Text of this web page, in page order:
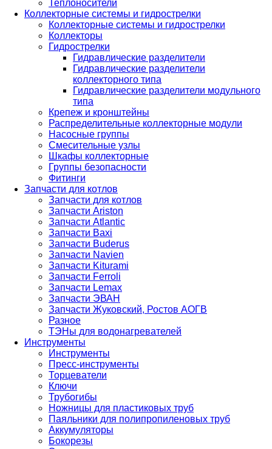
Теплоносители
Коллекторные системы и гидрострелки
Коллекторные системы и гидрострелки
Коллекторы
Гидрострелки
Гидравлические разделители
Гидравлические разделители
коллекторного типа
Гидравлические разделители модульного
типа
Крепеж и кронштейны
Распределительные коллекторные модули
Насосные группы
Смесительные узлы
Шкафы коллекторные
Группы безопасности
Фитинги
Запчасти для котлов
Запчасти для котлов
Запчасти Ariston
Запчасти Atlantic
Запчасти Baxi
Запчасти Buderus
Запчасти Navien
Запчасти Kiturami
Запчасти Ferroli
Запчасти Lemax
Запчасти ЭВАН
Запчасти Жуковский, Ростов АОГВ
Разное
ТЭНы для водонагревателей
Инструменты
Инструменты
Пресс-инструменты
Торцеватели
Ключи
Трубогибы
Ножницы для пластиковых труб
Паяльники для полипропиленовых труб
Аккумуляторы
Бокорезы